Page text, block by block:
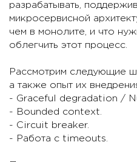
разрабатывать,
микросервисной
чем в монолите, и что
облегчить этот процесс.
Рассмотрим следующие
а также опыт их
- Graceful degradation /
- Bounded context.
- Circuit breaker.
- Работа с timeouts.